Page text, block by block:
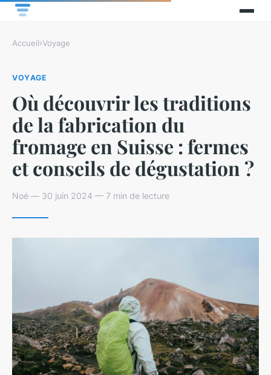
Accueil›Voyage
VOYAGE
Où découvrir les traditions
de la fabrication du
fromage en Suisse : fermes
et conseils de dégustation ?
Noé — 30 juin 2024 — 7 min de lecture